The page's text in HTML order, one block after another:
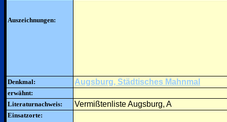
Auszeichnungen:
Denkmal: Augsburg, Städtisches Mahnmal
erwähnt:
Literaturnachweis:
Vermißtenliste Augsburg, A
Einsatzorte: